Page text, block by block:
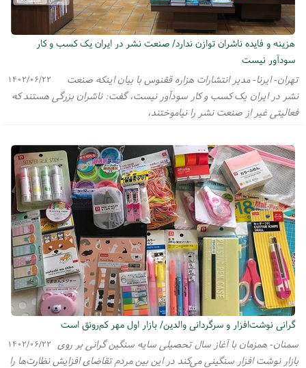
هزینه و فایده ناشران توازن ندارد/ صنعت نشر در ایران یک کسب و کار
سودآور نیست
۱۴۰۲/۰۶/۲۲
تهران- ایرنا- مدیر انتشارات هزاره ققنوس با بیان اینکه صنعت
نشر در ایران یک کسب و کار سودآور نیست، گفت: ناشران بزرگی هستند که
فعالیتی غیر از صنعت نشر را نیاموختند،
گرانی نوشت‌افزار و سرگردانی والدین/ بازار اول مهر کم‌رونق است
۱۴۰۲/۰۶/۲۲ سمنان- همزمان با آغاز سال تحصیلی سایه سنگین گرانی بر روی
بازار نوشت افزار سنگینی می‌کند در این بین مردم تقاضای افزایش نظارت‌ها را